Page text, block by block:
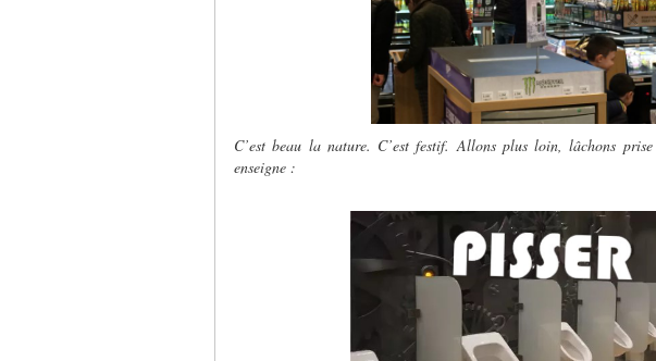
C’est beau la nature. C’est festif. Allons plus loin, lâchons
enseigne :